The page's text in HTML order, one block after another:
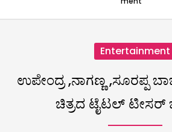
Entertainment
ಉಪೇಂದ್ರ ,ನಾಗಣ್ಣ ,ಸೂರಪ್ಪ
ಚಿತ್ರದ ಟೈಟಲ್ ಟೀಸರ್